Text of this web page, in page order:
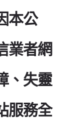
本公
業者網
、失靈
服務全